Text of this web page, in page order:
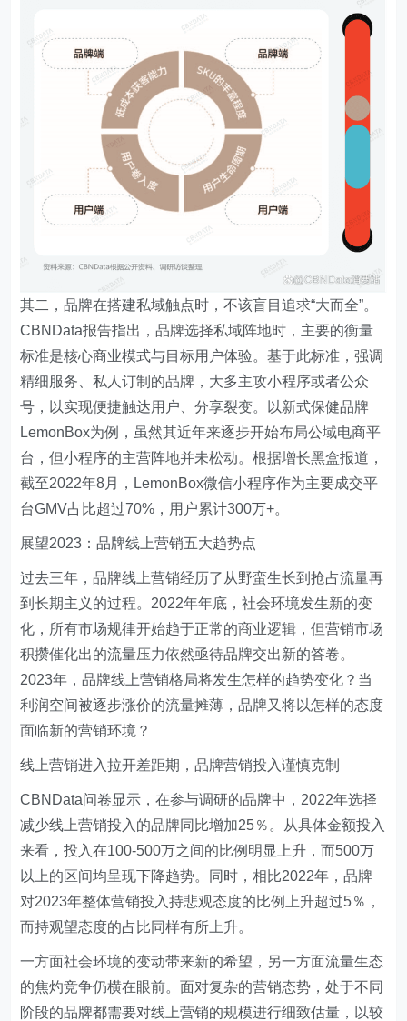
其二，品牌在搭建私域触点时，不该盲目追求“大而全”。
CBNData报告指出，品牌选择私域阵地时，主要的衡量
标准是核心商业模式与目标用户体验。基于此标准，强调
精细服务、私人订制的品牌，大多主攻小程序或者公众
号，以实现便捷触达用户、分享裂变。以新式保健品牌
LemonBox为例，虽然其近年来逐步开始布局公域电商平
台，但小程序的主营阵地并未松动。根据增长黑盒报道，
截至2022年8月，LemonBox微信小程序作为主要成交平
台GMV占比超过70%，用户累计300万+。
展望2023：品牌线上营销五大趋势点
过去三年，品牌线上营销经历了从野蛮生长到抢占流量再
到长期主义的过程。2022年年底，社会环境发生新的变
化，所有市场规律开始趋于正常的商业逻辑，但营销市场
积攒催化出的流量压力依然亟待品牌交出新的答卷。
2023年，品牌线上营销格局将发生怎样的趋势变化？当
利润空间被逐步涨价的流量摊薄，品牌又将以怎样的态度
面临新的营销环境？
线上营销进入拉开差距期，品牌营销投入谨慎克制
CBNData问卷显示，在参与调研的品牌中，2022年选择
减少线上营销投入的品牌同比增加25％。从具体金额投入
来看，投入在100-500万之间的比例明显上升，而500万
以上的区间均呈现下降趋势。同时，相比2022年，品牌
对2023年整体营销投入持悲观态度的比例上升超过5％，
而持观望态度的占比同样有所上升。
一方面社会环境的变动带来新的希望，另一方面流量生态
的焦灼竞争仍横在眼前。面对复杂的营销态势，处于不同
阶段的品牌都需要对线上营销的规模进行细致估量，以较